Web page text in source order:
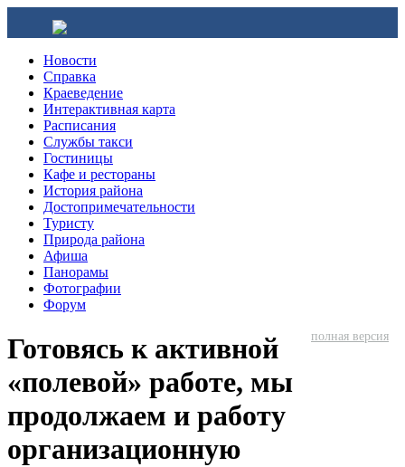
Новости
Справка
Краеведение
Интерактивная карта
Расписания
Службы такси
Гостиницы
Кафе и рестораны
История района
Достопримечательности
Туристу
Природа района
Афиша
Панорамы
Фотографии
Форум
полная версия
Готовясь к активной
«полевой» работе, мы
продолжаем и работу
организационную